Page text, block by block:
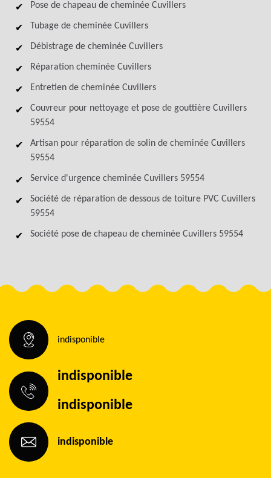
Pose de chapeau de cheminée Cuvillers
Tubage de cheminée Cuvillers
Débistrage de cheminée Cuvillers
Réparation cheminée Cuvillers
Entretien de cheminée Cuvillers
Couvreur pour nettoyage et pose de gouttière Cuvillers
59554
Artisan pour réparation de solin de cheminée Cuvillers
59554
Service d'urgence cheminée Cuvillers 59554
Société de réparation de dessous de toiture PVC Cuvillers
59554
Société pose de chapeau de cheminée Cuvillers 59554
indisponible
indisponible
indisponible
indisponible